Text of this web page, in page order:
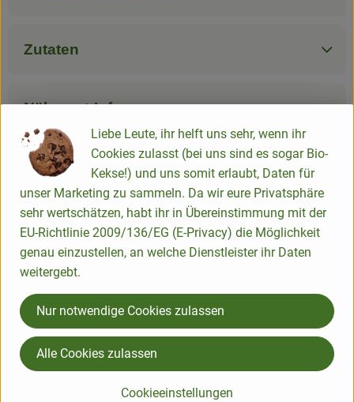
Zutaten
Nährwert-Info
Produktdatenblatt
Herkunft
Hersteller: Bohlsener Mühle
Deutschland
Bohlsener Mühle
Liebe Leute, ihr helft uns sehr, wenn ihr
Cookies zulasst (bei uns sind es sogar Bio-
Kekse!) und uns somit erlaubt, Daten für
unser Marketing zu sammeln. Da wir eure Privatsphäre
sehr wertschätzen, habt ihr in Übereinstimmung mit der
EU-Richtlinie 2009/136/EG (E-Privacy) die Möglichkeit
genau einzustellen, an welche Dienstleister ihr Daten
weitergebt.
Cookieeinstellungen
Nur notwendige Cookies zulassen
Alle Cookies zulassen